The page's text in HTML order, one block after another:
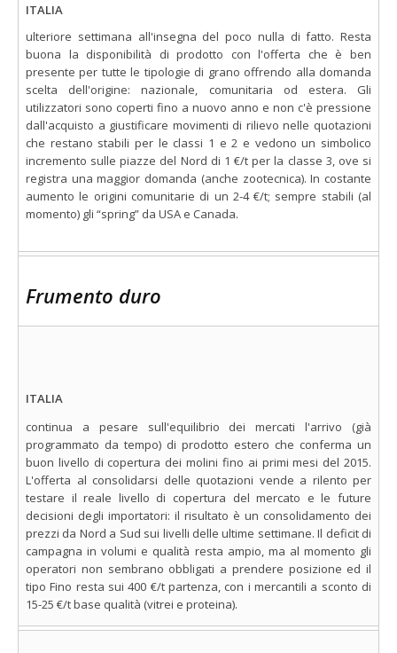
ITALIA
ulteriore settimana all'insegna del poco nulla di fatto. Resta
buona la disponibilità di prodotto con l'offerta che è ben
presente per tutte le tipologie di grano offrendo alla domanda
scelta dell'origine: nazionale, comunitaria od estera. Gli
utilizzatori sono coperti fino a nuovo anno e non c'è pressione
dall'acquisto a giustificare movimenti di rilievo nelle quotazioni
che restano stabili per le classi 1 e 2 e vedono un simbolico
incremento sulle piazze del Nord di 1 €/t per la classe 3, ove si
registra una maggior domanda (anche zootecnica). In costante
aumento le origini comunitarie di un 2-4 €/t; sempre stabili (al
momento) gli “spring” da USA e Canada.
Frumento duro
ITALIA
continua a pesare sull'equilibrio dei mercati l'arrivo (già
programmato da tempo) di prodotto estero che conferma un
buon livello di copertura dei molini fino ai primi mesi del 2015.
L'offerta al consolidarsi delle quotazioni vende a rilento per
testare il reale livello di copertura del mercato e le future
decisioni degli importatori: il risultato è un consolidamento dei
prezzi da Nord a Sud sui livelli delle ultime settimane. Il deficit di
campagna in volumi e qualità resta ampio, ma al momento gli
operatori non sembrano obbligati a prendere posizione ed il
tipo Fino resta sui 400 €/t partenza, con i mercantili a sconto di
15-25 €/t base qualità (vitrei e proteina).